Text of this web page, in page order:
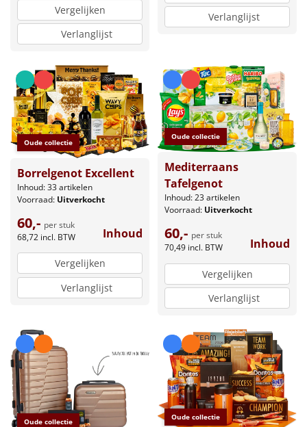
Vergelijken
Verlanglijst
Verlanglijst
Oude collectie
Borrelgenot Excellent
Inhoud: 33 artikelen
Voorraad: Uitverkocht
60,- per stuk
68,72 incl. BTW Inhoud
Vergelijken
Verlanglijst
Oude collectie
Mediterraans
Tafelgenot
Inhoud: 23 artikelen
Voorraad: Uitverkocht
60,- per stuk
70,49 incl. BTW Inhoud
Vergelijken
Verlanglijst
Oude collectie Oude collectie